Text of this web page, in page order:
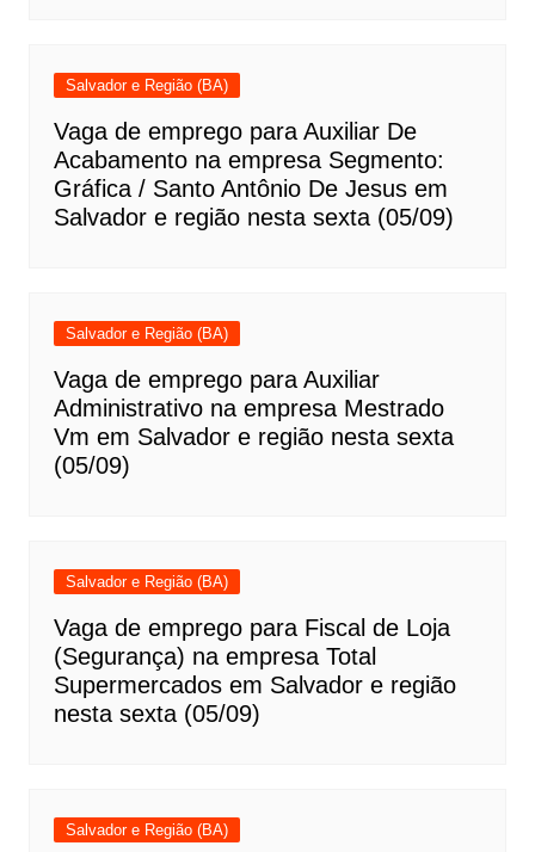
Salvador e Região (BA)
Vaga de emprego para Auxiliar De
Acabamento na empresa Segmento:
Gráfica / Santo Antônio De Jesus em
Salvador e região nesta sexta (05/09)
Salvador e Região (BA)
Vaga de emprego para Auxiliar
Administrativo na empresa Mestrado
Vm em Salvador e região nesta sexta
(05/09)
Salvador e Região (BA)
Vaga de emprego para Fiscal de Loja
(Segurança) na empresa Total
Supermercados em Salvador e região
nesta sexta (05/09)
Salvador e Região (BA)